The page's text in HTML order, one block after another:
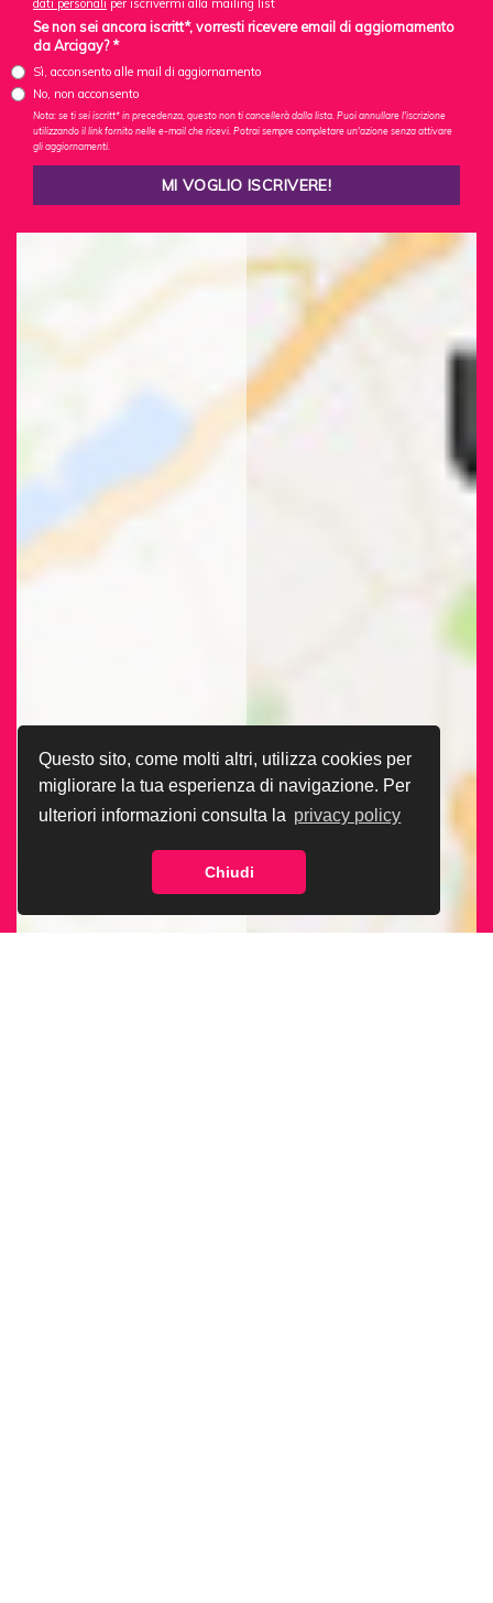
Questo sito, come molti altri, utilizza cookies per
migliorare la tua esperienza di navigazione. Per
ulteriori informazioni consulta la privacy policy
Chiudi
Se non sei ancora iscritt*, vorresti ricevere email di aggiornamento
da Arcigay? *
Sì, acconsento alle mail di aggiornamento
No, non acconsento
Nota: se ti sei iscritt* in precedenza, questo non ti cancellerà dalla lista. Puoi annullare l'iscrizione
utilizzando il link fornito nelle e-mail che ricevi. Potrai sempre completare un'azione senza attivare
gli aggiornamenti.